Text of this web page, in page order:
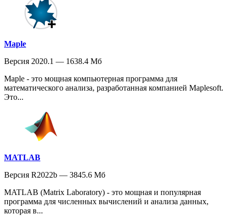
Maple
Версия 2020.1 — 1638.4 Мб
Maple - это мощная компьютерная программа для
математического анализа, разработанная компанией Maplesoft.
Это...
MATLAB
Версия R2022b — 3845.6 Мб
MATLAB (Matrix Laboratory) - это мощная и популярная
программа для численных вычислений и анализа данных,
которая в...